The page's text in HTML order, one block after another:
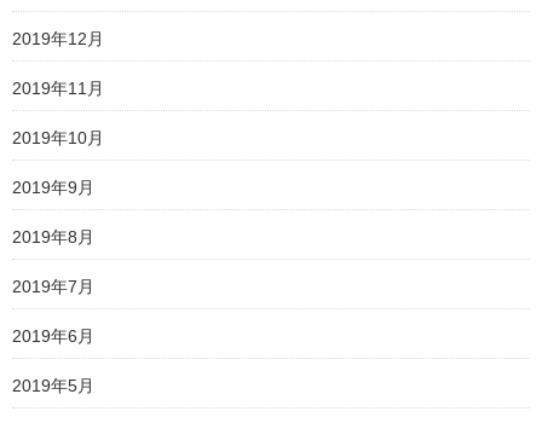
2019年12月
2019年11月
2019年10月
2019年9月
2019年8月
2019年7月
2019年6月
2019年5月